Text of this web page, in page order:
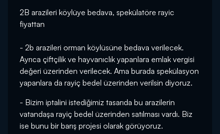
2B arazileri köylüye bedava, spekülatöre rayic
fiyattan
- 2b arazileri orman köylüsüne bedava verilecek.
Ayrıca çiftçilik ve hayvanıclık yapanlara emlak vergisi
değeri üzerinden verilecek. Ama burada spekülasyon
yapanlara da rayiç bedel üzerinden verilsin diyoruz.
- Bizim iptalini istediğimiz tasarıda bu arazilerin
vatandaşa rayiç bedel üzerinden satılması vardı. Biz
ise bunu bir barış projesi olarak görüyoruz.